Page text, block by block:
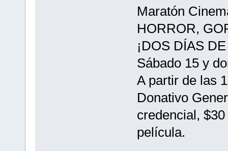
Maratón
HORROR,
¡DOS DÍAS
Sábado 15 y
A partir de las
Donativo
credencial, $30
película.